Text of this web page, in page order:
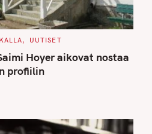
UUTISET
Hoyer aikovat nostaa
profiilin